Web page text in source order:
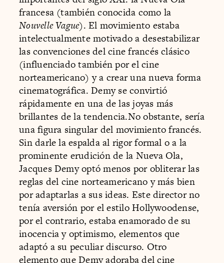
francesa (también conocida como la
Nouvelle Vague). El movimiento estaba
intelectualmente motivado a desestabilizar
las convenciones del cine francés clásico
(influenciado también por el cine
norteamericano) y a crear una nueva forma
cinematográfica. Demy se convirtió
rápidamente en una de las joyas más
brillantes de la tendencia.No obstante, sería
una figura singular del movimiento francés.
Sin darle la espalda al rigor formal o a la
prominente erudición de la Nueva Ola,
Jacques Demy optó menos por obliterar las
reglas del cine norteamericano y más bien
por adaptarlas a sus ideas. Este director no
tenía aversión por el estilo Hollywoodense,
por el contrario, estaba enamorado de su
inocencia y optimismo, elementos que
adaptó a su peculiar discurso. Otro
elemento que Demy adoraba del cine